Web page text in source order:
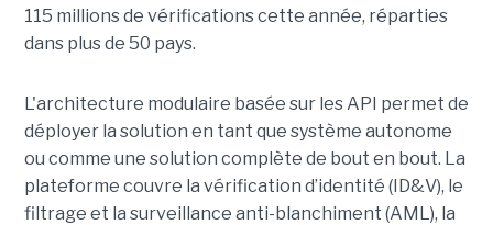
115 millions de vérifications cette année, réparties
dans plus de 50 pays.
L'architecture modulaire basée sur les API permet de
déployer la solution en tant que système autonome
ou comme une solution complète de bout en bout. La
plateforme couvre la vérification d’identité (ID&V), le
filtrage et la surveillance anti-blanchiment (AML), la